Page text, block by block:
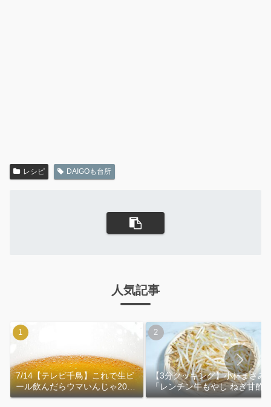
レシピ DAIGOも台所
人気記事
7/14【テレビ千鳥】これで生ビ
ール飲んだらウマいんじゃ2026
｜おおよその作り方
【3分クッキング】小林まさみ
「レンチン牛もやし ねぎ甘酢
れ」作り方